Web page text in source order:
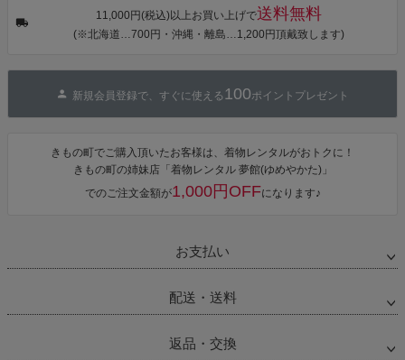
11,000円(税込)以上お買い上げで送料無料
(※北海道…700円・沖縄・離島…1,200円頂戴致します)
新規会員登録で、すぐに使える 100ポイントプレゼント
きもの町でご購入頂いたお客様は、着物レンタルがおトクに！
きもの町の姉妹店「着物レンタル 夢館(ゆめやかた)」
でのご注文金額が1,000円OFFになります♪
お支払い
配送・送料
返品・交換